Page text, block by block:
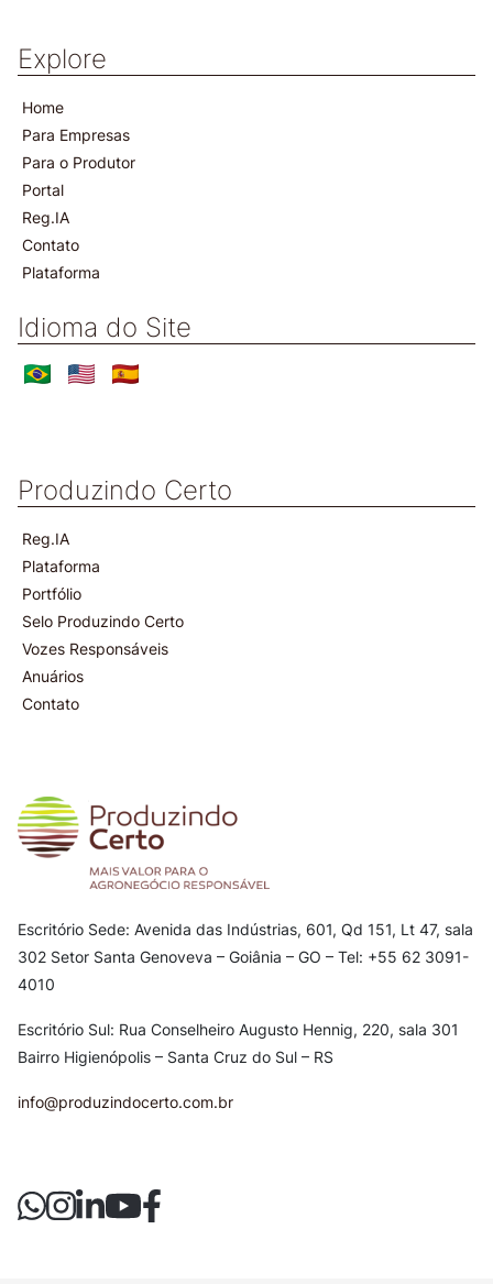
Explore
Home
Para Empresas
Para o Produtor
Portal
Reg.IA
Contato
Plataforma
Idioma do Site
Produzindo Certo
Reg.IA
Plataforma
Portfólio
Selo Produzindo Certo
Vozes Responsáveis
Anuários
Contato
Escritório Sede: Avenida das Indústrias, 601, Qd 151, Lt 47, sala
302 Setor Santa Genoveva – Goiânia – GO – Tel: +55 62 3091-
4010
Escritório Sul: Rua Conselheiro Augusto Hennig, 220, sala 301
Bairro Higienópolis – Santa Cruz do Sul – RS
info@produzindocerto.com.br